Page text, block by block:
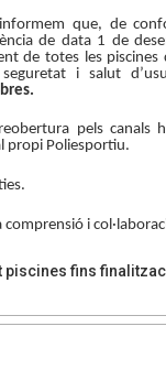
que, de
de data 1 de
de totes les piscines
i salut
pels canals
propi Poliesportiu.
comprensió i
piscines fins